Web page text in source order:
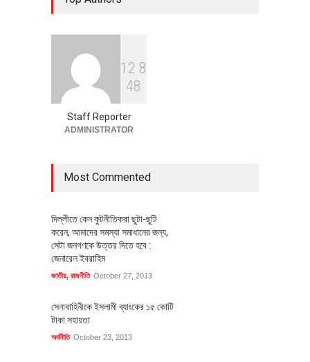
বৈশ্বিক প্রতিযোগিতা সক্ষমতা বাড়াতে
পোশাক শিল্পে নতুন উদ্যোগ
1 2 8
48
Staff Reporter
ADMINISTRATOR
Most Commented
দিল্লীতে কেন কুটনীতিকরা ছুটা-ছুটি
করেন, আমাদের সমস্যা সমাধানের জন্য,
সেটা জনগণকে উত্তর দিতে হবে :
জেনারেল ইবরাহিম
জাতীয়, রাজনীতি October 27, 2013
সেনাবাহিনীকে ইসলামী ব্যাংকের ১৫ কোটি
টাকা সহায়তা
অর্থনীতি October 23, 2013